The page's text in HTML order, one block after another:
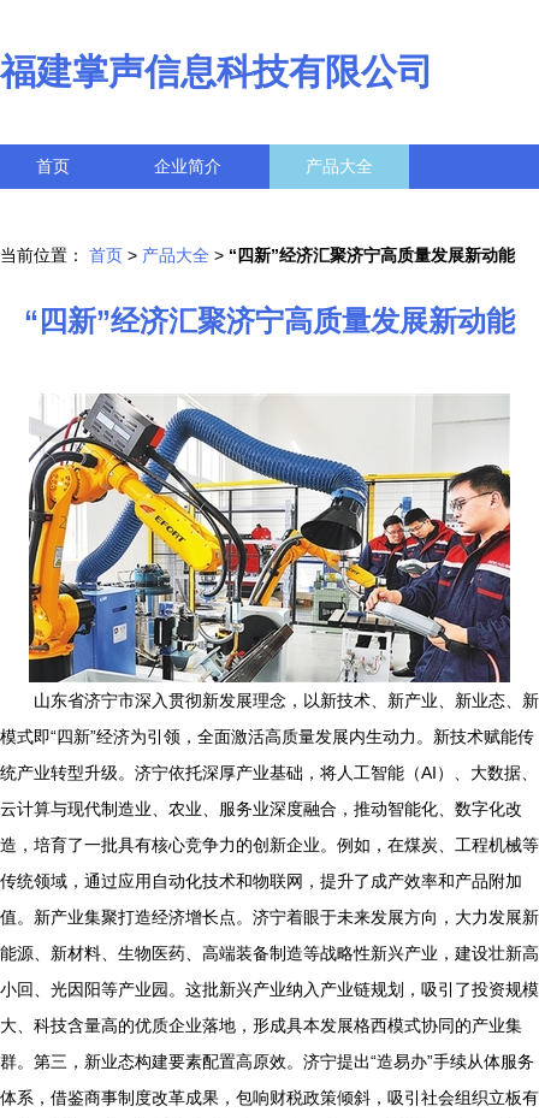
福建掌声信息科技有限公司
首页 企业简介 产品大全
当前位置： 首页 > 产品大全 > “四新”经济汇聚济宁高质量发展新动能
“四新”经济汇聚济宁高质量发展新动能
山东省济宁市深入贯彻新发展理念，以新技术、新产业、新业态、新
模式即“四新”经济为引领，全面激活高质量发展内生动力。新技术赋能传
统产业转型升级。济宁依托深厚产业基础，将人工智能（AI）、大数据、
云计算与现代制造业、农业、服务业深度融合，推动智能化、数字化改
造，培育了一批具有核心竞争力的创新企业。例如，在煤炭、工程机械等
传统领域，通过应用自动化技术和物联网，提升了成产效率和产品附加
值。 新产业集聚打造经济增长点。济宁着眼于未来发展方向，大力发展新
能源、新材料、生物医药、高端装备制造等战略性新兴产业，建设壮新高
小回、光因阳等产业园。这批新兴产业纳入产业链规划，吸引了投资规模
大、科技含量高的优质企业落地，形成具本发展格西模式协同的产业集
群。 第三，新业态构建要素配置高原效。济宁提出“造易办”手续从体服务
体系，借鉴商事制度改革成果，包响财税政策倾斜，吸引社会组织立板有